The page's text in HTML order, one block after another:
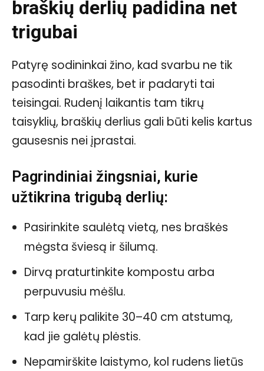
braškių derlių padidina net
trigubai
Patyrę sodininkai žino, kad svarbu ne tik
pasodinti braškes, bet ir padaryti tai
teisingai. Rudenį laikantis tam tikrų
taisyklių, braškių derlius gali būti kelis kartus
gausesnis nei įprastai.
Pagrindiniai žingsniai, kurie
užtikrina trigubą derlių:
Pasirinkite saulėtą vietą, nes braškės
mėgsta šviesą ir šilumą.
Dirvą praturtinkite kompostu arba
perpuvusiu mėšlu.
Tarp kerų palikite 30–40 cm atstumą,
kad jie galėtų plėstis.
Nepamirškite laistymo, kol rudens lietūs